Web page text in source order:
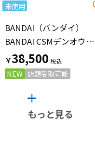
未使用
BANDAI（バンダイ）
BANDAI CSMデンオウベルト＆ケータロスver.2 仮面ライダー BANDAI OFFICIAL TOY SHOP限定
￥38,500
NEW 店頭受取可能
もっと見る